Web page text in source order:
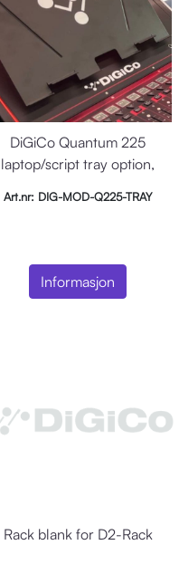
DiGiCo Quantum 225
laptop/script tray option,
Art.nr: DIG-MOD-Q225-TRAY
Informasjon
Rack blank for D2-Rack